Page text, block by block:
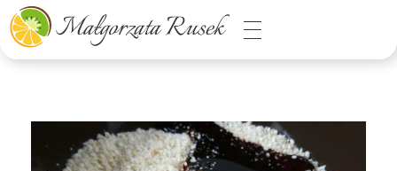
Małgorzata Rusek - dietetyk z pasją
Dietetyka kliniczna & Psychodietetyka